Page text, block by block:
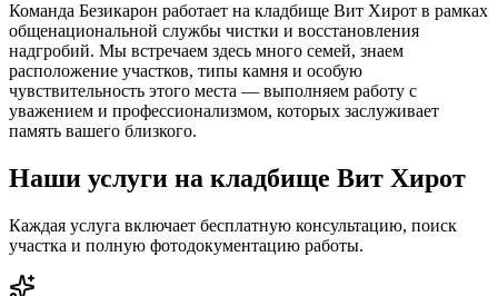
Команда Безикарон работает на кладбище Вит Хирот в рамках
общенациональной службы чистки и восстановления
надгробий. Мы встречаем здесь много семей, знаем
расположение участков, типы камня и особую
чувствительность этого места — выполняем работу с
уважением и профессионализмом, которых заслуживает
память вашего близкого.
Наши услуги на кладбище Вит Хирот
Каждая услуга включает бесплатную консультацию, поиск
участка и полную фотодокументацию работы.